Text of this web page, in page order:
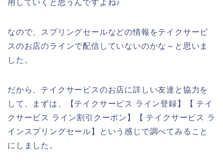
用していくと思うんですよね♪
なので、スプリングセールなどの情報をテイクサービ
スのお店のラインで配信していないのかな～と思いま
した。
だから、テイクサービスのお店に詳しい友達と協力を
して、まずは、【テイクサービス ライン登録】【 テイ
クサービス ライン割引クーポン】【 テイクサービス ラ
インスプリングセール】という感じで調べてみること
にしました。